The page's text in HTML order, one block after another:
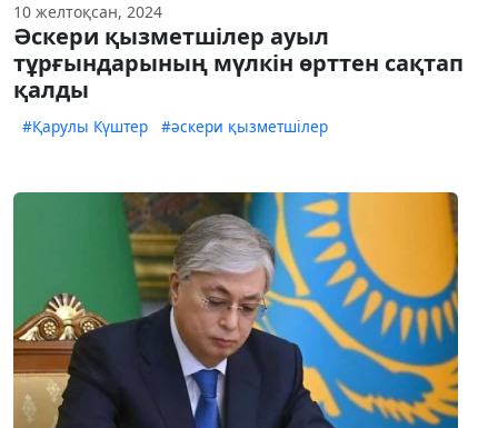
10 желтоқсан, 2024
Әскери қызметшілер ауыл
тұрғындарының мүлкін өрттен сақтап
қалды
#Қарулы Күштер #әскери қызметшілер